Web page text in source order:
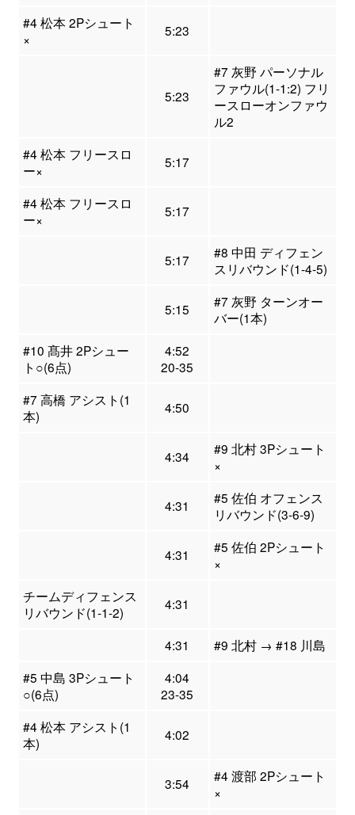
#4 松本 2Pシュート
×
5:23
5:23
#7 灰野 パーソナル
ファウル(1-1:2) フリ
ースローオンファウ
ル2
#4 松本 フリースロ
ー×
5:17
#4 松本 フリースロ
ー×
5:17
5:17
#8 中田 ディフェン
スリバウンド(1-4-5)
5:15
#7 灰野 ターンオー
バー(1本)
#10 髙井 2Pシュー
ト○(6点)
4:52
20-35
#7 高橋 アシスト(1
本)
4:50
4:34
#9 北村 3Pシュート
×
4:31
#5 佐伯 オフェンス
リバウンド(3-6-9)
4:31
#5 佐伯 2Pシュート
×
チームディフェンス
リバウンド(1-1-2)
4:31
4:31
#9 北村 → #18 川島
#5 中島 3Pシュート
○(6点)
4:04
23-35
#4 松本 アシスト(1
本)
4:02
3:54
#4 渡部 2Pシュート
×